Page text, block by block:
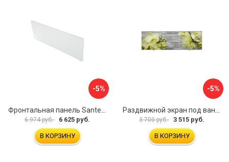
-5%
6 974 руб. 6 625 руб.
В КОРЗИНУ
-5%
3 700 руб. 3 515 руб.
В КОРЗИНУ